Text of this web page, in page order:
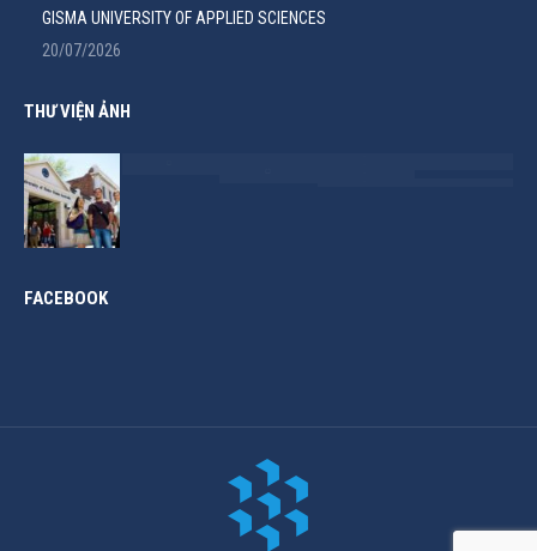
GISMA UNIVERSITY OF APPLIED SCIENCES
20/07/2026
THƯ VIỆN ẢNH
FACEBOOK